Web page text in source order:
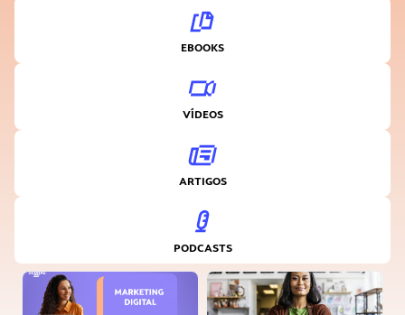
EBOOKS
VÍDEOS
ARTIGOS
PODCASTS